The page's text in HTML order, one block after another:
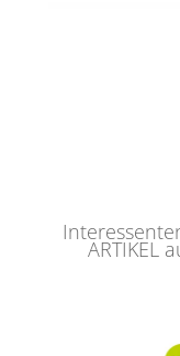
ARTIKEL